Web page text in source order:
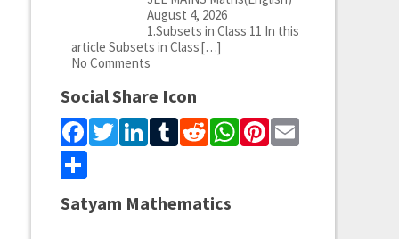
August 4, 2026
1.Subsets in Class 11 In this
article Subsets in Class[…]
No Comments
Social Share Icon
Facebook
Twitter
LinkedIn
Tumblr
Reddit
WhatsApp
Pinterest
Email
Share
Satyam Mathematics